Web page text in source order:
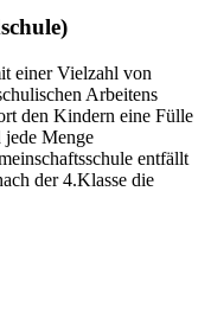
einer Vielzahl von
Arbeitens
den Kindern eine Fülle
Menge
entfällt
der 4.Klasse die